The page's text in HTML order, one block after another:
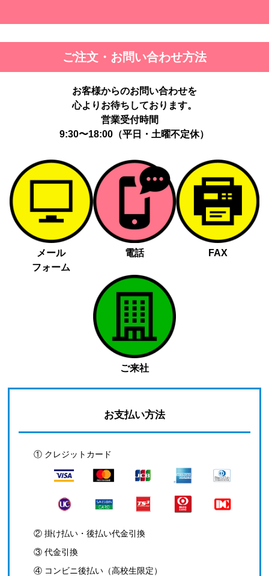
ご注文・お問い合わせ方法
お客様からのお問い合わせを
心よりお待ちしております。
営業受付時間
9:30〜18:00（平日・土曜不定休）
メール
フォーム
電話 FAX
ご来社
お支払い方法
① クレジットカード
② 掛け払い・後払い代金引換
③ 代金引換
④ コンビニ後払い（高校生限定）